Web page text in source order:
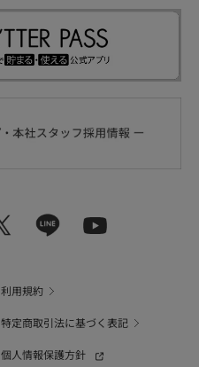
利用規約
特定商取引法に基づく表記
個人情報保護方針